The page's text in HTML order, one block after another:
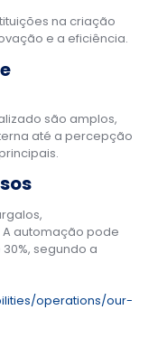
na criação
e a eficiência.
são amplos,
até a percepção
automação pode
segundo a
operations/our-